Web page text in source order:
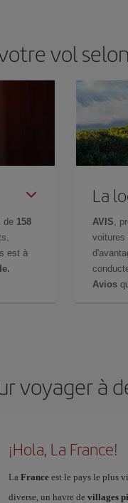
vol
de 158
est à
La
AVIS ,
voitures
Avios
voyager à
¡Hola, La France!
La Franceest le pays le plus
diverse, un havre de villages